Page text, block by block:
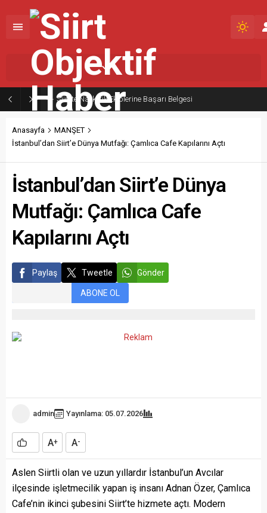
Siirt’te Narkotik Ekiplerine Başarı Belgesi
36 °C Açık
Anasayfa
MANŞET
İstanbul’dan Siirt’e Dünya Mutfağı: Çamlıca Cafe Kapılarını Açtı
İstanbul’dan Siirt’e Dünya
Mutfağı: Çamlıca Cafe
Kapılarını Açtı
Paylaş Tweetle Gönder
ABONE OL
admin Yayınlama: 05.07.2026
A+ A-
Aslen Siirtli olan ve uzun yıllardır İstanbul’un Avcılar
ilçesinde işletmecilik yapan iş insanı Adnan Özer, Çamlıca
Cafe’nin ikinci şubesini Siirt’te hizmete açtı. Modern